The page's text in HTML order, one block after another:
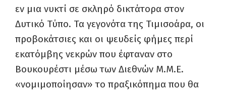
εν μια νυκτί σε σκληρό δικτάτορα στον
Δυτικό Τύπο. Τα γεγονότα της Τιμισοάρα, οι
προβοκάτσιες και οι ψευδείς φήμες περί
εκατόμβης νεκρών που έφταναν στο
Βουκουρέστι μέσω των Διεθνών Μ.Μ.Ε.
«νομιμοποίησαν» το πραξικόπημα που θα